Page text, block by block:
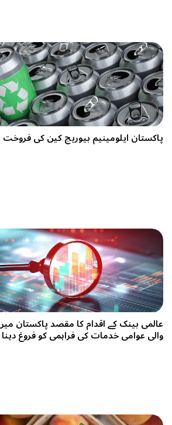
پاکستان ایلومینیم بیوریج کین کی فروخت
عالمی بینک کے اقدام کا مقصد پاکستان
والی عوامی خدمات کی فراہمی کو فروغ